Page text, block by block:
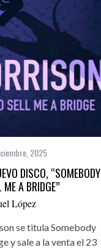
2025
DISCO, “SOMEBODY
A BRIDGE”
López
se titula Somebody
y sale a la venta el 23